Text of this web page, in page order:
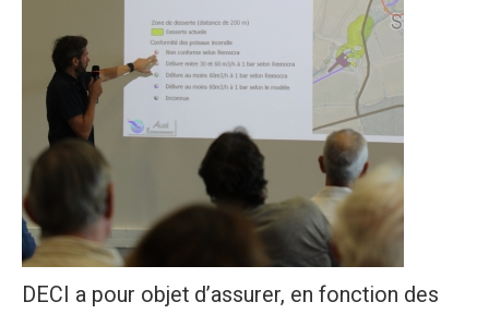
DECI a pour objet d’assurer, en fonction des